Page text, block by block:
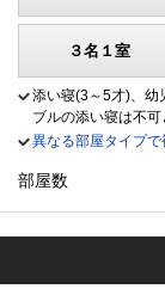
３名１室
添い寝(3～5才)、幼
ブルの添い寝は不可
異なる部屋タイプ
部屋数